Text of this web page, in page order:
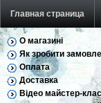
Главная страница
О магазині
Як зробити
Оплата
Доставка
Відео майстер-